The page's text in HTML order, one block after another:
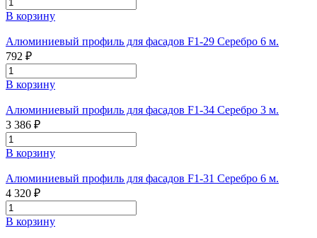
В корзину
Алюминиевый профиль для фасадов F1-29 Серебро 6 м.
792 ₽
В корзину
Алюминиевый профиль для фасадов F1-34 Серебро 3 м.
3 386 ₽
В корзину
Алюминиевый профиль для фасадов F1-31 Серебро 6 м.
4 320 ₽
В корзину